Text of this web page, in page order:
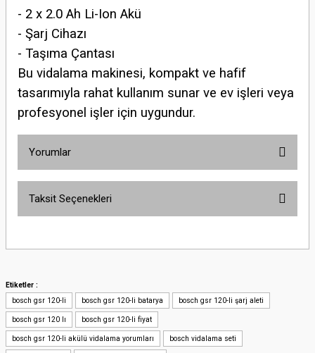
- 2 x 2.0 Ah Li-Ion Akü
- Şarj Cihazı
- Taşıma Çantası
Bu vidalama makinesi, kompakt ve hafif
tasarımıyla rahat kullanım sunar ve ev işleri veya
profesyonel işler için uygundur.
Yorumlar
Yorum Yaz
Taksit Seçenekleri
Etiketler :
bosch gsr 120-li
bosch gsr 120-li batarya bosch gsr 120-li şarj aleti
bosch gsr 120 lı bosch gsr 120-li fiyat
bosch gsr 120-li akülü vidalama yorumları bosch vidalama seti